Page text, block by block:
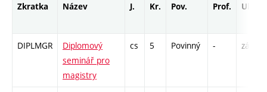
Zkratka Název J. Kr. Pov. Prof. Uk.
DIPLMGR
Diplomový
seminář pro
magistry
cs 5 Povinný - zá